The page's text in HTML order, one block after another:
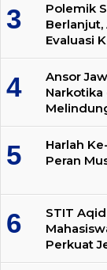
Polemik
Evaluasi
Ansor
Narkotika
Harlah
Peran
STIT
Perkuat